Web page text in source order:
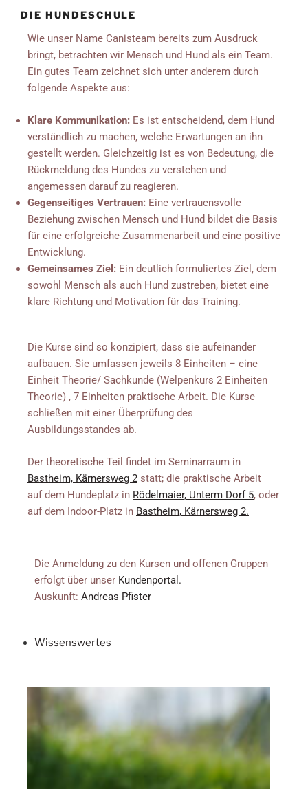
DIE HUNDESCHULE
Wie unser Name Canisteam bereits zum Ausdruck
bringt, betrachten wir Mensch und Hund als ein Team.
Ein gutes Team zeichnet sich unter anderem durch
folgende Aspekte aus:
Klare Kommunikation: Es ist entscheidend, dem Hund
verständlich zu machen, welche Erwartungen an ihn
gestellt werden. Gleichzeitig ist es von Bedeutung, die
Rückmeldung des Hundes zu verstehen und
angemessen darauf zu reagieren.
Gegenseitiges Vertrauen: Eine vertrauensvolle
Beziehung zwischen Mensch und Hund bildet die Basis
für eine erfolgreiche Zusammenarbeit und eine positive
Entwicklung.
Gemeinsames Ziel: Ein deutlich formuliertes Ziel, dem
sowohl Mensch als auch Hund zustreben, bietet eine
klare Richtung und Motivation für das Training.
Die Kurse sind so konzipiert, dass sie aufeinander
aufbauen. Sie umfassen jeweils 8 Einheiten – eine
Einheit Theorie/ Sachkunde (Welpenkurs 2 Einheiten
Theorie) , 7 Einheiten praktische Arbeit. Die Kurse
schließen mit einer Überprüfung des
Ausbildungsstandes ab.
Der theoretische Teil findet im Seminarraum in
Bastheim, Kärnersweg 2 statt; die praktische Arbeit
auf dem Hundeplatz in Rödelmaier, Unterm Dorf 5, oder
auf dem Indoor-Platz in Bastheim, Kärnersweg 2.
Die Anmeldung zu den Kursen und offenen Gruppen
erfolgt über unser Kundenportal.
Auskunft: Andreas Pfister
Wissenswertes